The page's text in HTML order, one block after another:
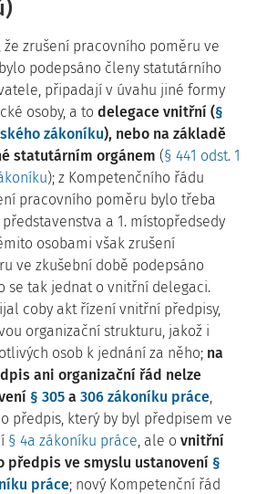
zrušení pracovního poměru ve
podepsáno členy statutárního
připadají v úvahu jiné formy
osoby, a to delegace vnitřní (§
zákoníku), nebo na základě
statutárním orgánem (§ 441 odst. 1
); z Kompetenčního řádu
pracovního poměru bylo třeba
a 1. místopředsedy
osobami však zrušení
ve zkušební době podepsáno
se tak jednat o vnitřní delegaci.
coby akt řízení vnitřní předpisy,
organizační strukturu, jakož i
osob k jednání za něho; na
ani organizační řád nelze
§ 305 a 306 zákoníku práce,
předpis, který by byl předpisem ve
§ 4a zákoníku práce, ale o vnitřní
předpis ve smyslu ustanovení §
práce; nový Kompetenční řád